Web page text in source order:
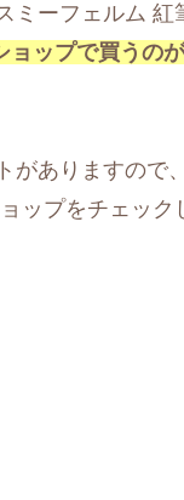
ミーフェルム 紅
ョップで買うのが
ありますので、
ップをチェック